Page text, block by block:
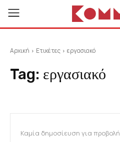
Αρχική Ετικέτες εργασιακό
Tag: εργασιακό
Καμία δημοσίευση για προβολή